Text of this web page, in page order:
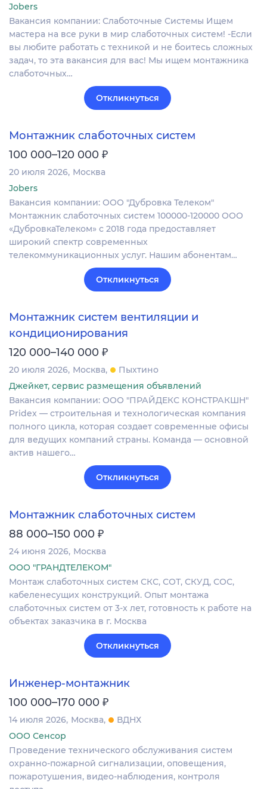
Jobers
Вакансия компании: Слаботочные Системы Ищем
мастера на все руки в мир слаботочных систем! -Если
вы любите работать с техникой и не боитесь сложных
задач, то эта вакансия для вас! Мы ищем монтажника
слаботочных…
Откликнуться
Монтажник слаботочных систем
100 000–120 000 ₽
20 июля 2026 Москва
Jobers
Вакансия компании: ООО "Дубровка Телеком"
Монтажник слаботочных систем 100000-120000 ООО
«ДубровкаТелеком» с 2018 года предоставляет
широкий спектр современных
телекоммуникационных услуг. Нашим абонентам…
Откликнуться
Монтажник систем вентиляции и
кондиционирования
120 000–140 000 ₽
20 июля 2026 Москва
Пыхтино
Джейкет, сервис размещения объявлений
Вакансия компании: ООО "ПРАЙДЕКС КОНСТРАКШН"
Pridex — строительная и технологическая компания
полного цикла, которая создает современные офисы
для ведущих компаний страны. Команда — основной
актив нашего…
Откликнуться
Монтажник слаботочных систем
88 000–150 000 ₽
24 июня 2026 Москва
ООО "ГРАНДТЕЛЕКОМ"
Монтаж слаботочных систем СКС, СОТ, СКУД, СОС,
кабеленесущих конструкций. Опыт монтажа
слаботочных систем от 3-х лет, готовность к работе на
объектах заказчика в г. Москва
Откликнуться
Инженер-монтажник
100 000–170 000 ₽
14 июля 2026 Москва
ВДНХ
ООО Сенсор
Проведение технического обслуживания систем
охранно-пожарной сигнализации, оповещения,
пожаротушения, видео-наблюдения, контроля